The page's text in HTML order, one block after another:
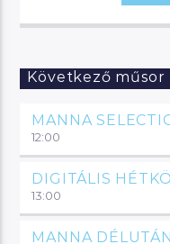
Következő műsor
MANNA
12:00
DIGITÁLIS
13:00
MANNA DÉLUTÁN